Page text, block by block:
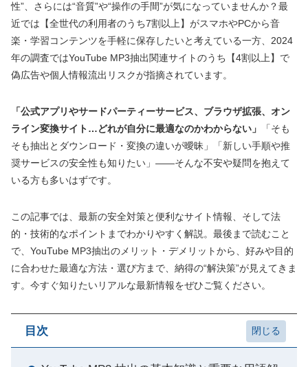
性”、さらには“音質”や“操作の手間”が気になっていませんか？最
近では【全世代の利用者のうち7割以上】がスマホやPCから音
楽・学習コンテンツを手軽に保存したいと考えている一方、2024
年の調査ではYouTube MP3抽出関連サイトのうち【4割以上】で
偽広告や個人情報流出リスクが指摘されています。
「公式アプリやサードパーティーサービス、ブラウザ拡張、オン
ライン変換サイト…どれが自分に最適なのかわからない」
「そも
そも抽出とダウンロード・変換の違いが曖昧」「新しい手順や推
奨サービスの安全性も知りたい」――そんな不安や疑問を抱えて
いる方も多いはずです。
この記事では、最新の安全対策と便利なサイト情報、そして法
的・技術的なポイントまでわかりやすく解説。最後まで読むこと
で、YouTube MP3抽出のメリット・デメリットから、好みや目的
に合わせた最適な方法・選び方まで、納得の“解決策”が見えてきま
す。今すぐ知りたいリアルな最新情報をぜひご覧ください。
目次